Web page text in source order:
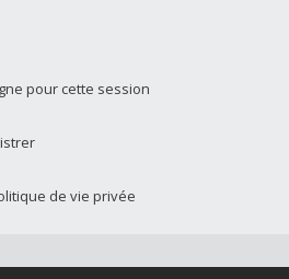
pour cette session
de vie privée